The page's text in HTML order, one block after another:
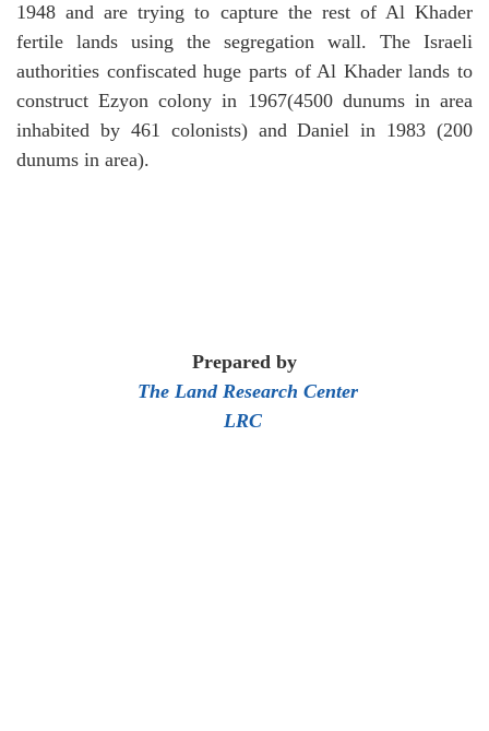
1948 and are trying to capture the rest of Al Khader
fertile lands using the segregation wall. The Israeli
authorities confiscated huge parts of Al Khader lands to
construct Ezyon colony in 1967(4500 dunums in area
inhabited by 461 colonists) and Daniel in 1983 (200
dunums in area).
Prepared by
The Land Research Center
LRC